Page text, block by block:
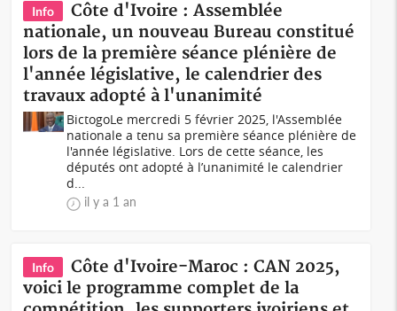
Info
Côte d'Ivoire : Assemblée
nationale, un nouveau Bureau constitué
lors de la première séance plénière de
l'année législative, le calendrier des
travaux adopté à l'unanimité
BictogoLe mercredi 5 février 2025, l'Assemblée
nationale a tenu sa première séance plénière de
l'année législative. Lors de cette séance, les
députés ont adopté à l’unanimité le calendrier
d...
il y a 1 an
Info
Côte d'Ivoire-Maroc : CAN 2025,
voici le programme complet de la